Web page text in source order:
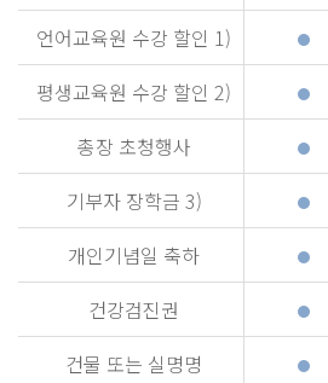
언어교육원 수강 할인 1)
평생교육원 수강 할인 2)
총장 초청행사
기부자 장학금 3)
개인기념일 축하
건강검진권
건물 또는 실명명